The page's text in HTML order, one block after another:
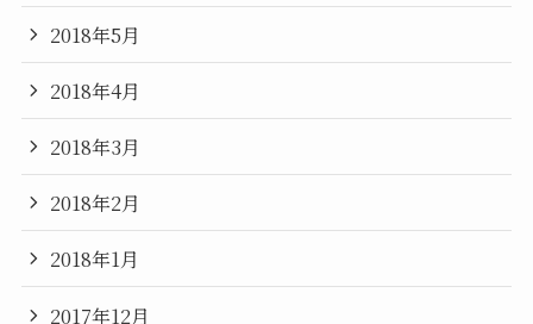
2018年5月
2018年4月
2018年3月
2018年2月
2018年1月
2017年12月